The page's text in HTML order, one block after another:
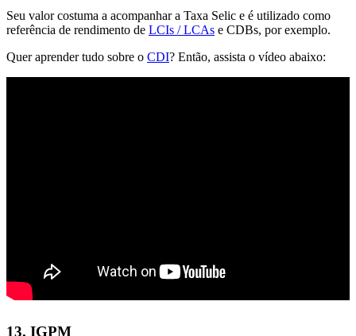
Seu valor costuma a acompanhar a Taxa Selic e é utilizado como
referência de rendimento de LCIs / LCAs e CDBs, por exemplo.
Quer aprender tudo sobre o CDI? Então, assista o vídeo abaixo:
13. IGPM